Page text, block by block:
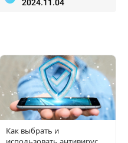
2024.11.04
Как выбрать и